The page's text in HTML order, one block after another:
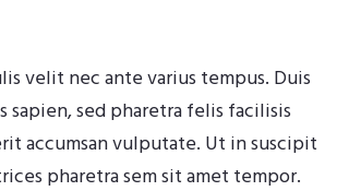
velit nec ante varius tempus. Duis
sed pharetra felis facilisis
accumsan vulputate. Ut in suscipit
pharetra sem sit amet tempor.